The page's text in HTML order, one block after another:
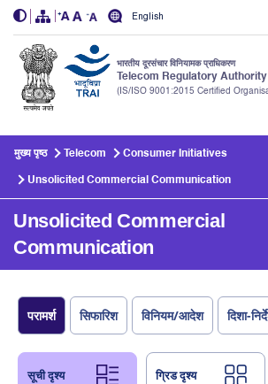
English
भारतीय दूरसंचार विनियामक प्राधिकरण
Telecom Regulatory
(IS/ISO 9001:2015 Certified
मुख्य पृष्ठ Telecom Consumer Initiatives
Unsolicited Commercial Communication
Unsolicited Commercial
Communication
परामर्श सिफारिश विनियम/आदेश दिशा-
सूची दृश्य ग्रिड दृश्य